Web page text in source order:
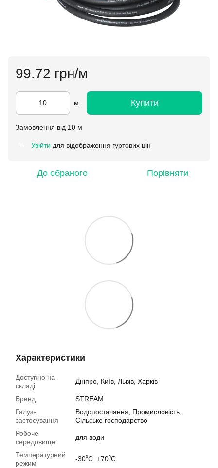
99.72 грн/м
м Купити
Замовлення від 10 м
Увійти для відображення гуртових цін
До обраного Порівняти
Характеристики
Доступно на
складі
Дніпро, Київ, Львів, Харків
Бренд
STREAM
Галузь
застосування
Водопостачання, Промисловість,
Сільське господарство
Робоче
середовище
для води
Температурний
режим
-30⁰С..+70⁰С